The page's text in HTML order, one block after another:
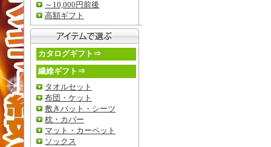
～10,000円前後
高額ギフト
カタログギフト⇒
繊維ギフト⇒
タオルセット
布団・ケット
敷きバット・シーツ
枕・カバー
マット・カーペット
ソックス